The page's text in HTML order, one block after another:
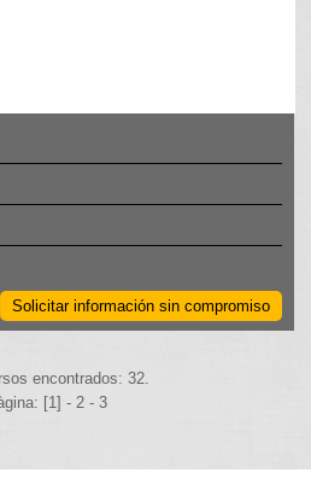
Solicitar información sin compromiso
encontrados: 32.
[1] - 2- 3